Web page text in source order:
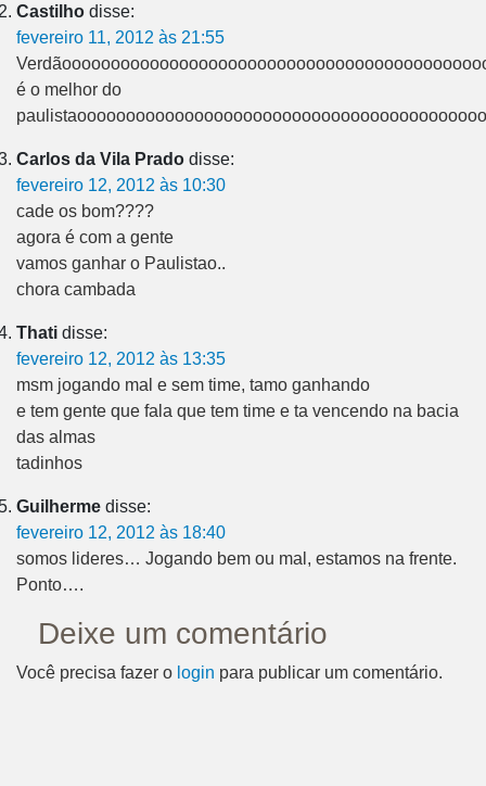
Castilho disse:
fevereiro 11, 2012 às 21:55
é o melhor do
Carlos da Vila Prado disse:
fevereiro 12, 2012 às 10:30
cade os bom????
agora é com a gente
vamos ganhar o Paulistao..
chora cambada
Thati disse:
fevereiro 12, 2012 às 13:35
msm jogando mal e sem time, tamo ganhando
e tem gente que fala que tem time e ta vencendo na bacia
das almas
tadinhos
Guilherme disse:
fevereiro 12, 2012 às 18:40
somos lideres… Jogando bem ou mal, estamos na frente.
Ponto….
Deixe um comentário
Você precisa fazer o login para publicar um comentário.